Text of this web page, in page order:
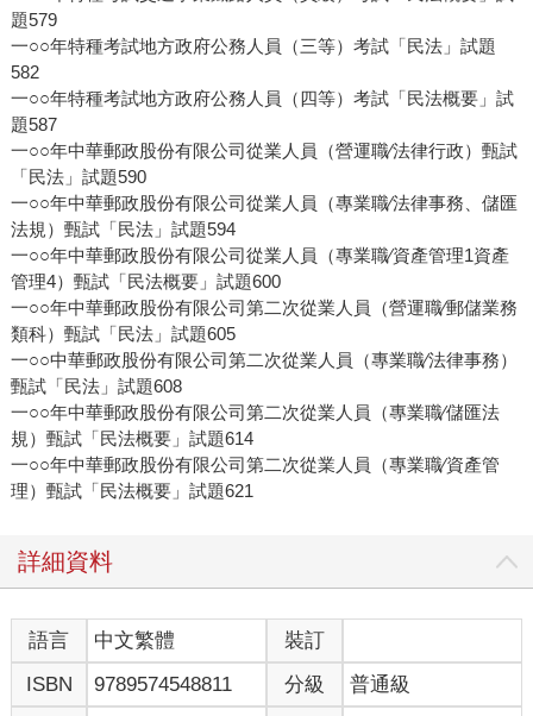
題579
一○○年特種考試地方政府公務人員（三等）考試「民法」試題
582
一○○年特種考試地方政府公務人員（四等）考試「民法概要」試
題587
一○○年中華郵政股份有限公司從業人員（營運職∕法律行政）甄試
「民法」試題590
一○○年中華郵政股份有限公司從業人員（專業職∕法律事務、儲匯
法規）甄試「民法」試題594
一○○年中華郵政股份有限公司從業人員（專業職∕資產管理1資產
管理4）甄試「民法概要」試題600
一○○年中華郵政股份有限公司第二次從業人員（營運職∕郵儲業務
類科）甄試「民法」試題605
一○○中華郵政股份有限公司第二次從業人員（專業職∕法律事務）
甄試「民法」試題608
一○○年中華郵政股份有限公司第二次從業人員（專業職∕儲匯法
規）甄試「民法概要」試題614
一○○年中華郵政股份有限公司第二次從業人員（專業職∕資產管
理）甄試「民法概要」試題621
詳細資料
語言 中文繁體
裝訂
ISBN
9789574548811 分級 普通級